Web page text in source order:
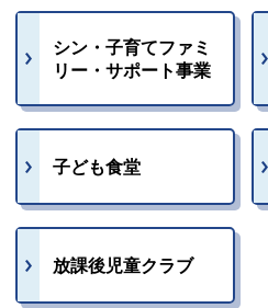
シン・子育てファミ
リー・サポート事業
子ども食堂
放課後児童クラブ